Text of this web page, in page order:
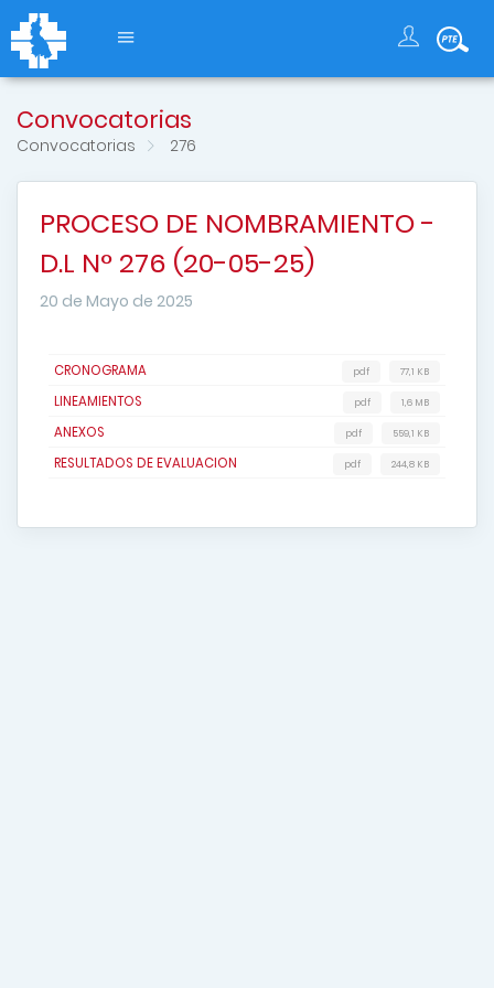
Convocatorias
Convocatorias 276
PROCESO DE NOMBRAMIENTO -
D.L N° 276 (20-05-25)
20 de Mayo de 2025
CRONOGRAMA 77,1 KB
pdf
LINEAMIENTOS 1,6 MB
pdf
ANEXOS 559,1 KB
pdf
RESULTADOS DE EVALUACION 244,8 KB
pdf